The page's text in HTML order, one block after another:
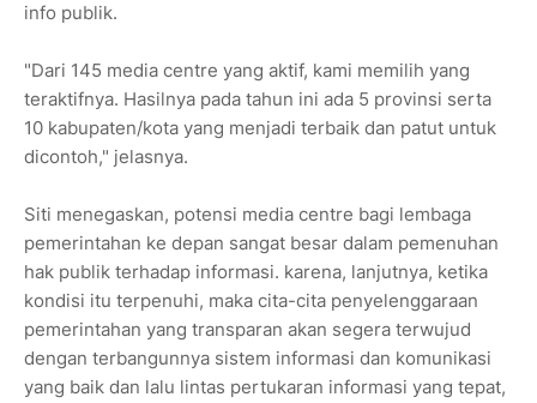
info publik.
"Dari 145 media centre yang aktif, kami memilih yang
teraktifnya. Hasilnya pada tahun ini ada 5 provinsi serta
10 kabupaten/kota yang menjadi terbaik dan patut untuk
dicontoh," jelasnya.
Siti menegaskan, potensi media centre bagi lembaga
pemerintahan ke depan sangat besar dalam pemenuhan
hak publik terhadap informasi. karena, lanjutnya, ketika
kondisi itu terpenuhi, maka cita-cita penyelenggaraan
pemerintahan yang transparan akan segera terwujud
dengan terbangunnya sistem informasi dan komunikasi
yang baik dan lalu lintas pertukaran informasi yang tepat,